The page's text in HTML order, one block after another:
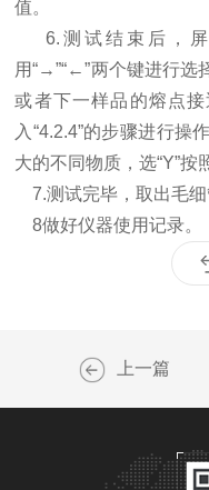
值。
6.测试结束后，屏
用“→”“←”两个键进行选
或者下一样品的熔点接
入“4.2.4”的步骤进行操
大的不同物质，选“Y”按
7.测试完毕，取出毛细
8做好仪器使用记录。
上一篇